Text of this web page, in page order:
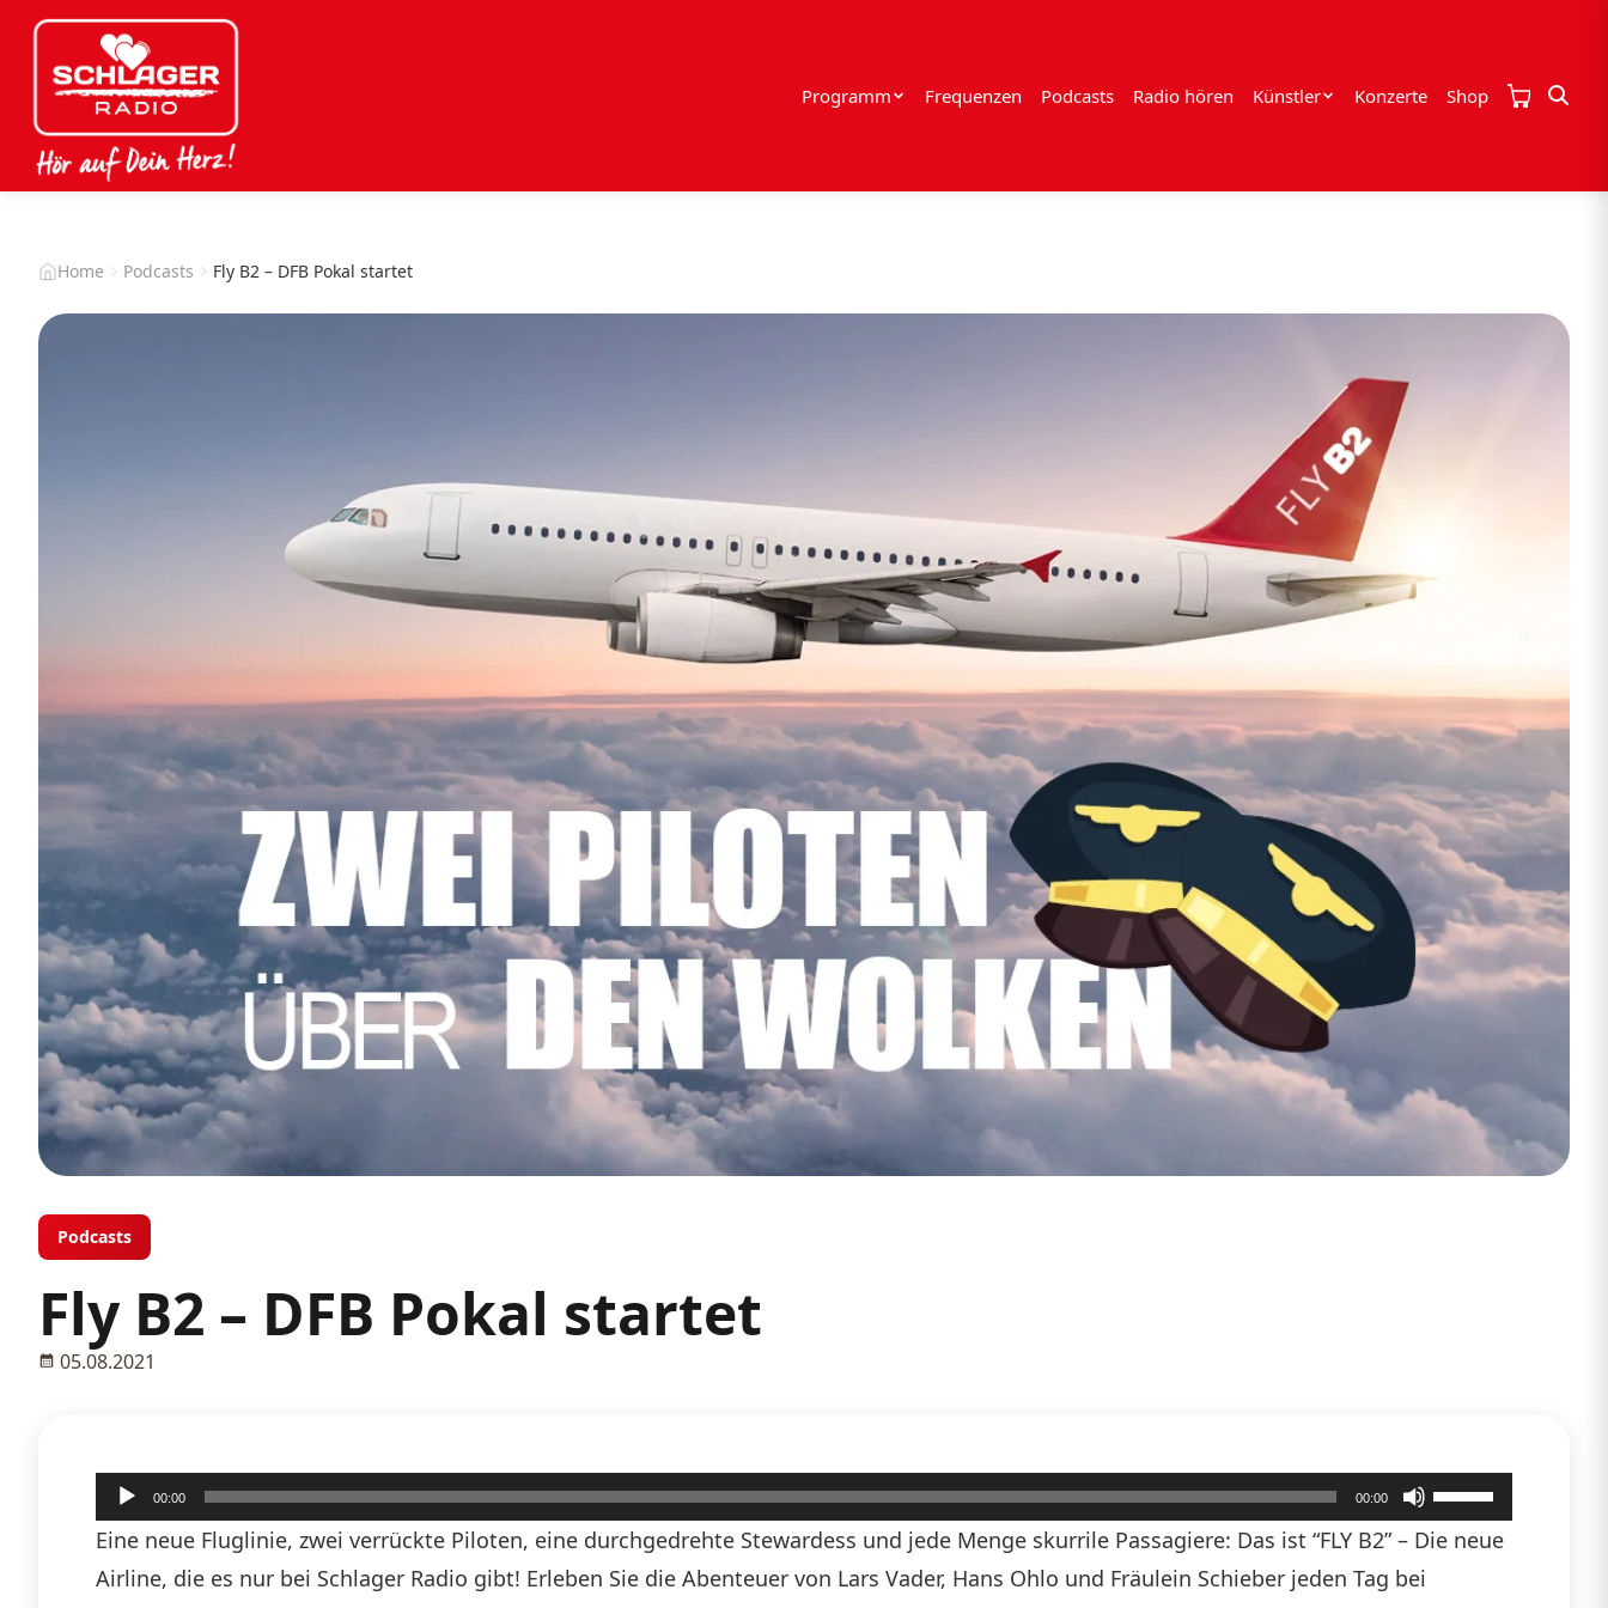
Programm Frequenzen Podcasts Radio hören Künstler Konzerte Shop
Home Podcasts Fly B2 – DFB Pokal startet
Podcasts
Fly B2 – DFB Pokal startet
05.08.2021
Audio-
Player
00:00 00:00
Pfeiltasten
Hoch/Runter
Eine neue Fluglinie, zwei verrückte Piloten, eine durchgedrehte Stewardess und jede Menge skurrile Passagiere: Das ist “FLY B2” – Die neue
Airline, die es nur bei Schlager Radio gibt! Erleben Sie die Abenteuer von Lars Vader, Hans Ohlo und Fräulein Schieber jeden Tag bei